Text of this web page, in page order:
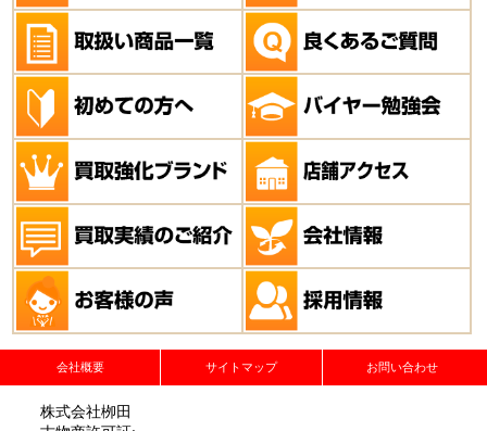
会社概要 サイトマップ お問い合わせ
株式会社栁田